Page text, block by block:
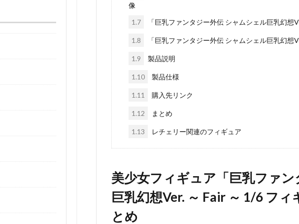
像
1.7
「巨乳ファンタジー外伝 シャムシェル巨乳幻想
1.8 「巨乳ファンタジー外伝 シャムシェル巨乳幻想
1.9 製品説明
1.10 製品仕様
1.11 購入先リンク
1.12 まとめ
1.13 レチェリー関連のフィギュア
美少女フィギュア「巨乳ファ
巨乳幻想Ver. ～ Fair ～ 1/6 フ
とめ